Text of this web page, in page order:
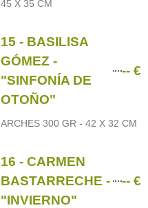
45 X 35 CM
15 - BASILISA
GÓMEZ -
"SINFONÍA DE
OTOÑO"
-- €
ARCHES 300 GR - 42 X 32 CM
16 - CARMEN
BASTARRECHE -
"INVIERNO"
-- €